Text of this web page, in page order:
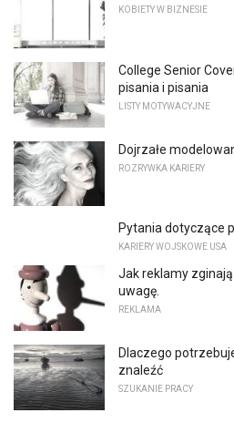
KOBIETY W BIZNESIE
College Senior
pisania i pisania
LISTY MOTYWACYJNE
Dojrzałe
ROZRYWKA KARIERY
Pytania dotyczące
KARIERY WOJSKOWE USA
Jak reklamy
uwagę.
REKLAMA
Dlaczego
znaleźć
SZUKANIE PRACY